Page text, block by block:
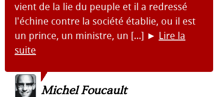
vient de la lie du peuple et il a redressé
l'échine contre la société établie, ou il est
un prince, un ministre, un [...] ► Lire la
suite
Michel Foucault